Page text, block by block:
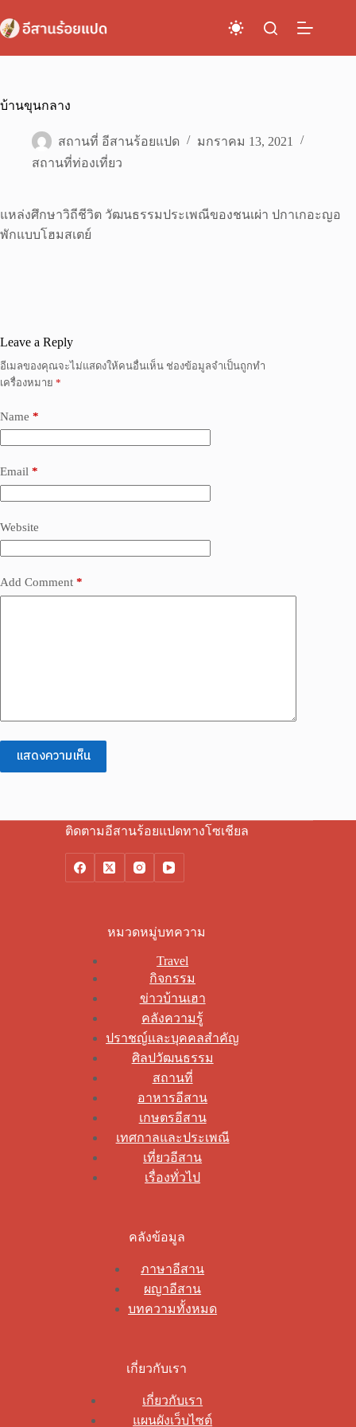
to
content
บ้านขุนกลาง
สถานที่ อีสานร้อยแปด
มกราคม 13, 2021
สถานที่ท่องเที่ยว
แหล่งศึกษาวิถีชีวิต วัฒนธรรมประเพณีของชนเผ่า ปกาเกอะญอ
พักแบบโฮมสเตย์
Leave a Reply
อีเมลของคุณจะไม่แสดงให้คนอื่นเห็น ช่องข้อมูลจำเป็นถูกทำ
เครื่องหมาย *
Name *
Email *
Website
Add Comment *
แสดงความเห็น
ติดตามอีสานร้อยแปดทางโซเชียล
หมวดหมู่บทความ
Travel
กิจกรรม
ข่าวบ้านเฮา
คลังความรู้
ปราชญ์และบุคคลสำคัญ
ศิลปวัฒนธรรม
สถานที่
อาหารอีสาน
เกษตรอีสาน
เทศกาลและประเพณี
เที่ยวอีสาน
เรื่องทั่วไป
คลังข้อมูล
ภาษาอีสาน
ผญาอีสาน
บทความทั้งหมด
เกี่ยวกับเรา
เกี่ยวกับเรา
แผนผังเว็บไซต์